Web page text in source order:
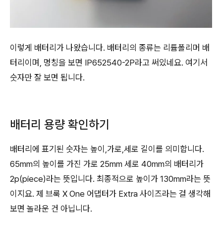
이렇게 배터리가 나왔습니다. 배터리의 종류는 리튬폴리머 배
터리이며, 명칭을 보면 IP652540-2P라고 써있네요. 여기서
숫자만 잘 보면 됩니다.
배터리 용량 확인하기
배터리에 표기된 숫자는 높이,가로,세로 길이를 의미합니다.
65mm의 높이를 가진 가로 25mm 세로 40mm의 배터리가
2p(piece)라는 뜻입니다. 최종적으로 높이가 130mm라는 뜻
이지요. 제 브룩 X One 어댑터가 Extra 사이즈라는 걸 생각해
보면 놀라운 건 아닙니다.